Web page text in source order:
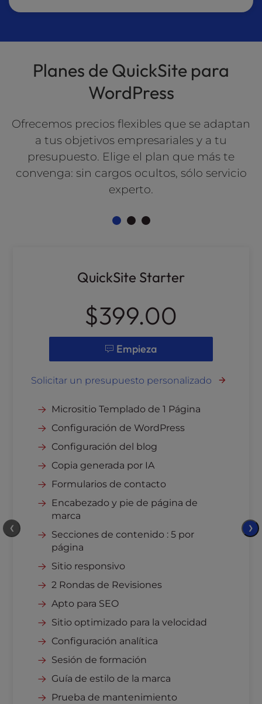
Planes de QuickSite para
WordPress
Ofrecemos precios flexibles que se adaptan
a tus objetivos empresariales y a tu
presupuesto. Elige el plan que más te
convenga: sin cargos ocultos, sólo servicio
experto.
QuickSite Starter
$399.00
Empieza
Solicitar un presupuesto personalizado
Micrositio Templado de 1 Página
Configuración de WordPress
Configuración del blog
Copia generada por IA
Formularios de contacto
Encabezado y pie de página de
marca
Secciones de contenido : 5 por
página
Sitio responsivo
2 Rondas de Revisiones
Apto para SEO
Sitio optimizado para la velocidad
Configuración analítica
Sesión de formación
Guía de estilo de la marca
Prueba de mantenimiento
❮ ❯